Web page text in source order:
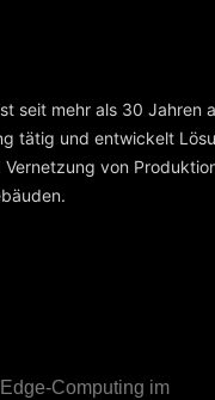
seit mehr als 30 Jahren
tätig und entwickelt
von
Computing im